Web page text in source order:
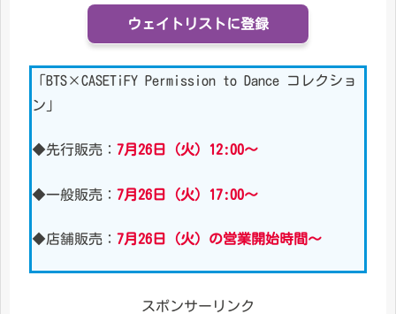
ウェイトリストに登録
「BTS×CASETiFY Permission to Dance コレクショ
ン」
◆先行販売： 7月26日（火）12:00～
◆一般販売： 7月26日（火）17:00～
◆店舗販売： 7月26日（火）の営業開始時間～
スポンサーリンク